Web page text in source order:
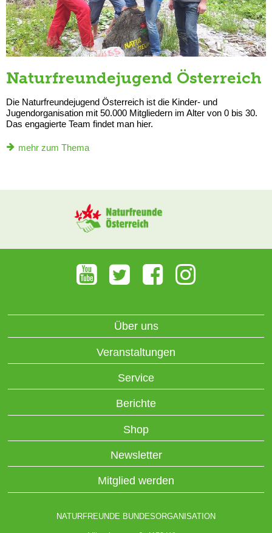
Naturfreundejugend Österreich
Die Naturfreundejugend Österreich ist die Kinder- und
Jugendorganisation mit 50.000 Mitgliedern im Alter von 0 bis 30.
Das engagierte Team findet man hier.
mehr zum Thema
Über uns
Veranstaltungen
Service
Berichte
Shop
Newsletter
Mitglied werden
NATURFREUNDE BUNDESORGANISATION